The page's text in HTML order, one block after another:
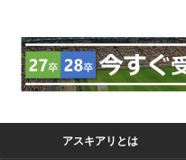
アスキアリとは